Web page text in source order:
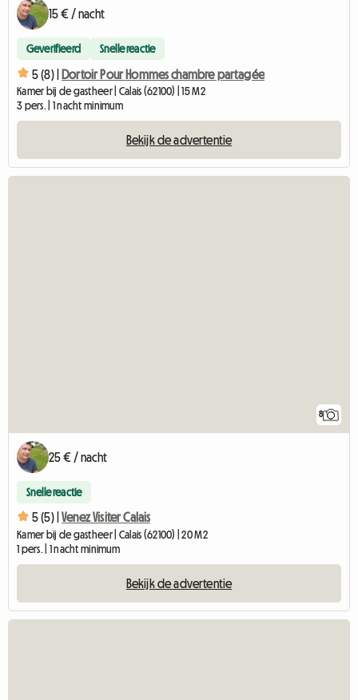
15 € / nacht
Geverifieerd Snelle reactie
5 (8) | Dortoir Pour Hommes chambre partagée
Kamer bij de gastheer | Calais (62100) | 15 M2
3 pers. | 1 nacht minimum
Bekijk de advertentie
8
25 € / nacht
Snelle reactie
5 (5) | Venez Visiter Calais
Kamer bij de gastheer | Calais (62100) | 20 M2
1 pers. | 1 nacht minimum
Bekijk de advertentie